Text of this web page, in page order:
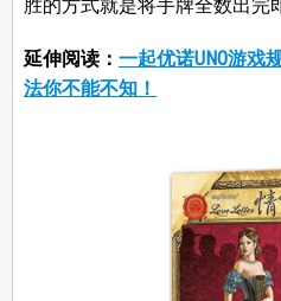
胜的方式就是将手牌全数出完
延伸阅读： 一起优诺UNO游戏
法你不能不知！